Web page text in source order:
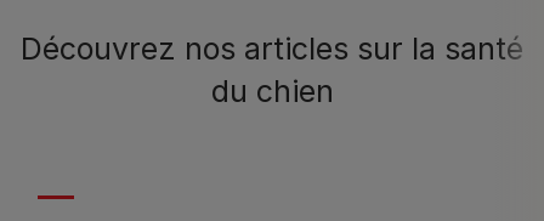
Découvrez nos articles sur la santé
du chien